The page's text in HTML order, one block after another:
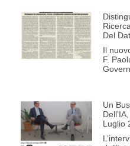
Del
Il
F.
Un
Luglio